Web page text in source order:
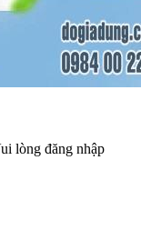
lòng đăng nhập